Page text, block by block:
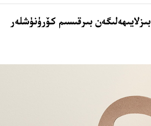
بىزلايىھەلىگەن بىرقىسىم كۆرۈنۈشلەر